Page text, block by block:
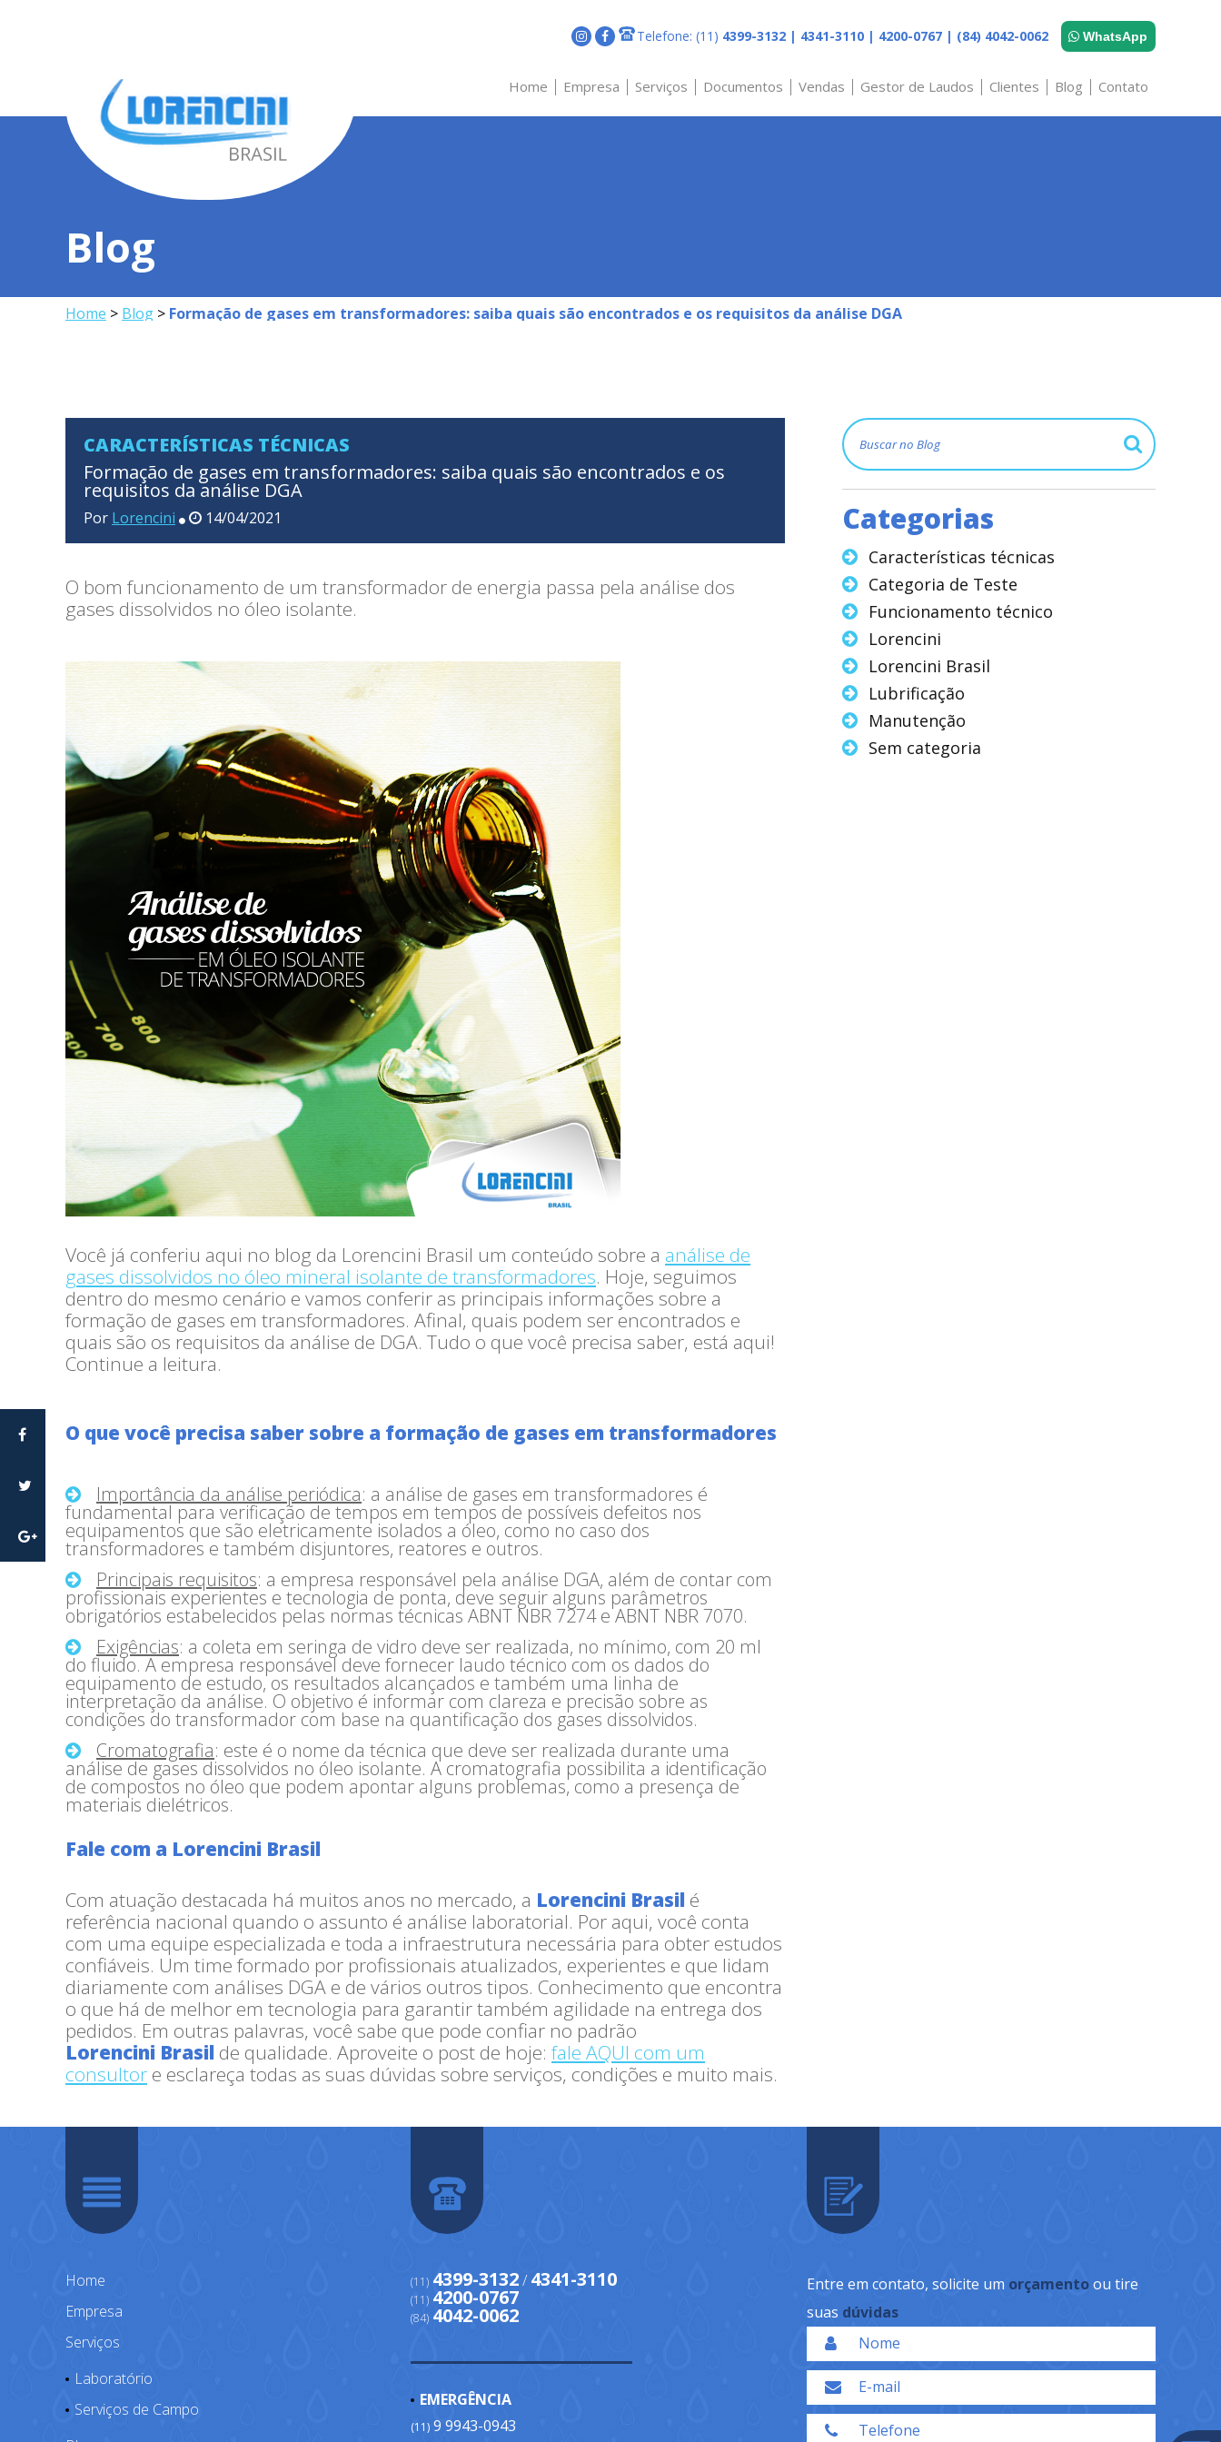
Telefone: (11) 4399-3132 | 4341-3110 | 4200-0767 | (84) 4042-0062 WhatsApp
Home Empresa Serviços
Laboratório Serviços de Campo
Documentos
Certificados e Fichas Licenças Informativos Modelo de
Vendas
Kit de Coleta Outros
Gestor de Laudos Clientes Blog Contato
Blog
Home > Blog > Formação de gases em transformadores: saiba quais são encontrados e os requisitos da análise DGA
CARACTERÍSTICAS TÉCNICAS
Formação de gases em transformadores: saiba quais são encontrados e os
requisitos da análise DGA
Por Lorencini 14/04/2021
O bom funcionamento de um transformador de energia passa pela análise dos
gases dissolvidos no óleo isolante.
Você já conferiu aqui no blog da Lorencini Brasil um conteúdo sobre a análise de
gases dissolvidos no óleo mineral isolante de transformadores. Hoje, seguimos
dentro do mesmo cenário e vamos conferir as principais informações sobre a
formação de gases em transformadores. Afinal, quais podem ser encontrados e
quais são os requisitos da análise de DGA. Tudo o que você precisa saber, está aqui!
Continue a leitura.
O que você precisa saber sobre a formação de gases em transformadores
Importância da análise periódica: a análise de gases em transformadores é
fundamental para verificação de tempos em tempos de possíveis defeitos nos
equipamentos que são eletricamente isolados a óleo, como no caso dos
transformadores e também disjuntores, reatores e outros.
Principais requisitos: a empresa responsável pela análise DGA, além de contar com
profissionais experientes e tecnologia de ponta, deve seguir alguns parâmetros
obrigatórios estabelecidos pelas normas técnicas ABNT NBR 7274 e ABNT NBR 7070.
Exigências: a coleta em seringa de vidro deve ser realizada, no mínimo, com 20 ml
do fluido. A empresa responsável deve fornecer laudo técnico com os dados do
equipamento de estudo, os resultados alcançados e também uma linha de
interpretação da análise. O objetivo é informar com clareza e precisão sobre as
condições do transformador com base na quantificação dos gases dissolvidos.
Cromatografia: este é o nome da técnica que deve ser realizada durante uma
análise de gases dissolvidos no óleo isolante. A cromatografia possibilita a identificação
de compostos no óleo que podem apontar alguns problemas, como a presença de
materiais dielétricos.
Fale com a Lorencini Brasil
Com atuação destacada há muitos anos no mercado, a Lorencini Brasil é
referência nacional quando o assunto é análise laboratorial. Por aqui, você conta
com uma equipe especializada e toda a infraestrutura necessária para obter estudos
confiáveis. Um time formado por profissionais atualizados, experientes e que lidam
diariamente com análises DGA e de vários outros tipos. Conhecimento que encontra
o que há de melhor em tecnologia para garantir também agilidade na entrega dos
pedidos. Em outras palavras, você sabe que pode confiar no padrão
Lorencini Brasil de qualidade. Aproveite o post de hoje:fale AQUI com um
consultor e esclareça todas as suas dúvidas sobre serviços, condições e muito mais.
Categorias
Características técnicas
Categoria de Teste
Funcionamento técnico
Lorencini
Lorencini Brasil
Lubrificação
Manutenção
Sem categoria
Home
Empresa
Serviços
Laboratório
Serviços de Campo
(11) 4399-3132/ 4341-3110
(11) 4200-0767
(84) 4042-0062
EMERGÊNCIA
(11) 9 9943-0943
Entre em contato, solicite um orçamentoou tire
suas dúvidas